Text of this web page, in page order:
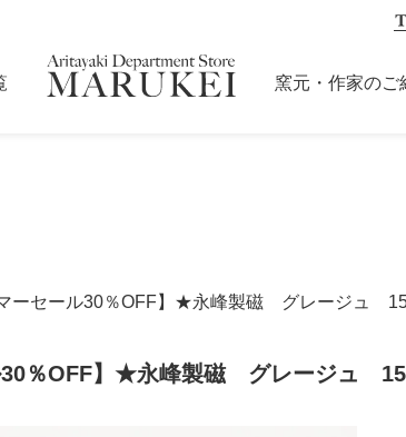
窯元・作家のご
ーセール30％OFF】★永峰製磁 グレージュ
30％OFF】★永峰製磁 グレージュ